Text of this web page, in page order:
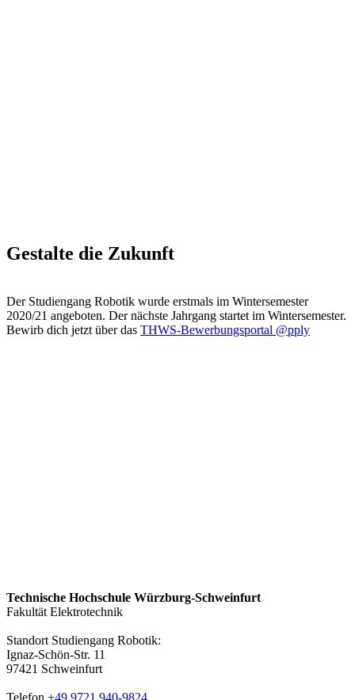
Gestalte die Zukunft
Der Studiengang Robotik wurde erstmals im Wintersemester
2020/21 angeboten. Der nächste Jahrgang startet im Wintersemester.
Bewirb dich jetzt über das THWS-Bewerbungsportal @pply
Technische Hochschule Würzburg-Schweinfurt
Fakultät Elektrotechnik
Standort Studiengang Robotik:
Ignaz-Schön-Str. 11
97421 Schweinfurt